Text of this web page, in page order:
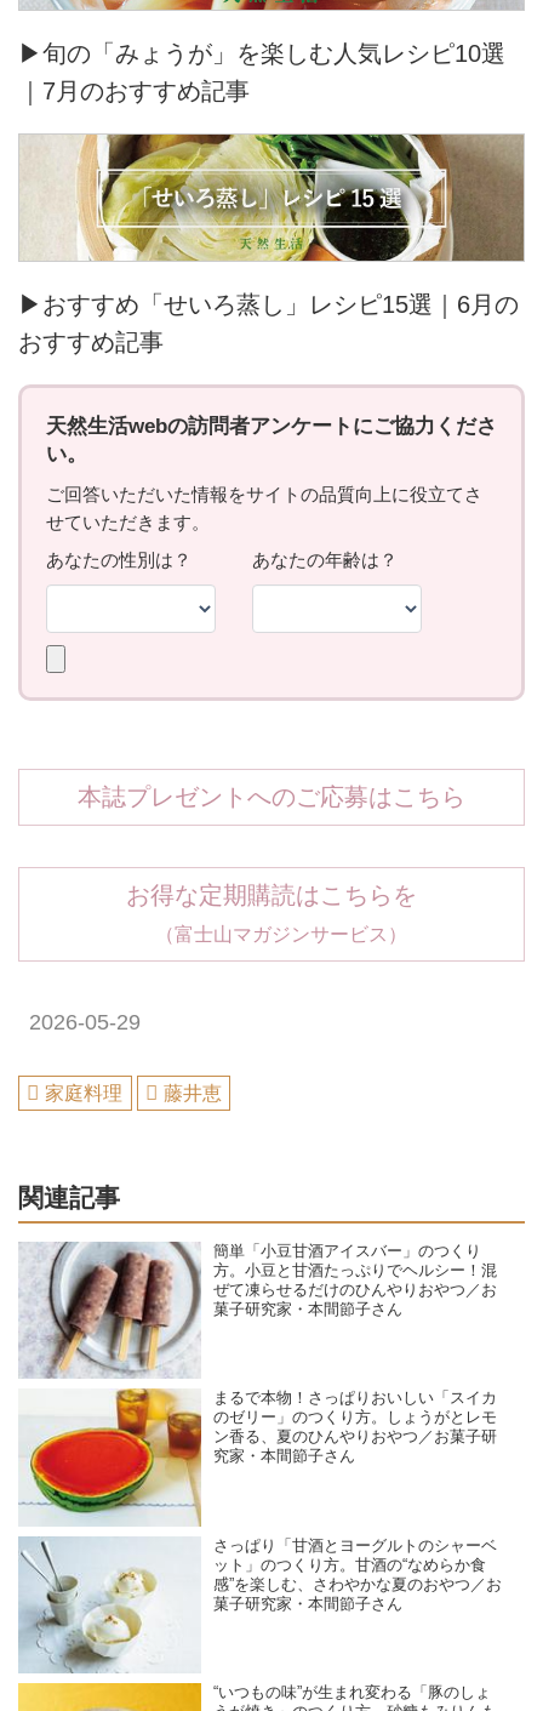
▶旬の「みょうが」を楽しむ人気レシピ10選
｜7月のおすすめ記事
▶おすすめ「せいろ蒸し」レシピ15選｜6月の
おすすめ記事
本誌プレゼントへのご応募はこちら
お得な定期購読はこちらを
（富士山マガジンサービス）
2026-05-29
家庭料理 藤井恵
関連記事
簡単「小豆甘酒アイスバー」のつくり
方。小豆と甘酒たっぷりでヘルシー！混
ぜて凍らせるだけのひんやりおやつ／お
菓子研究家・本間節子さん
まるで本物！さっぱりおいしい「スイカ
のゼリー」のつくり方。しょうがとレモ
ン香る、夏のひんやりおやつ／お菓子研
究家・本間節子さん
さっぱり「甘酒とヨーグルトのシャーベ
ット」のつくり方。甘酒の“なめらか食
感”を楽しむ、さわやかな夏のおやつ／お
菓子研究家・本間節子さん
“いつもの味”が生まれ変わる「豚のしょ